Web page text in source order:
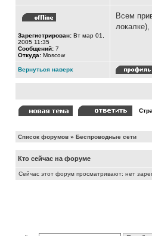
Зарегистрирован: Вт мар 01,
2005 11:35
Сообщений: 7
Откуда: Moscow
Всем
Вернуться наверх
Список форумов » Беспроводные сети
Кто сейчас на форуме
Сейчас этот форум просматривают: нет